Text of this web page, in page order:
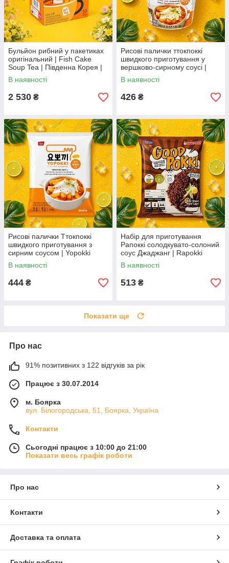
Бульйон рибний у пакетиках
оригінальний | Fish Cake
Soup Tea | Південна Корея |
Nokchawon | 40 г | швидкий
корейський суп По
В наявності
2 530 ₴
Рисові палички ттокпоккі
швидкого приготування у
вершково-сирному соусі |
Cheese Topokki Cup |
Південна Корея | Yopokki |
120 г АО
В наявності
426 ₴
Рисові палички Ттокпоккі
швидкого приготування з
сирним соусом | Yopokki
Cheese Topokki | Південна
Корея | Young Poong | 120 г
АО
В наявності
444 ₴
Набір для приготування
Рапоккі солодкувато-солоний
соус Джаджанг | Rapokki
Jjajang | Південна Корея |
GoodPokki| 250 г АО
В наявності
513 ₴
Показати ще
Про нас
91% позитивних з 122 відгуків за рік
Працює з 30.07.2014
м. Боярка
вул. Білогородська, 51, Боярка, Україна
Контакти
Сьогодні працює з 10:00 до 21:00
Показати весь графік роботи
Про нас
Контакти
Доставка та оплата